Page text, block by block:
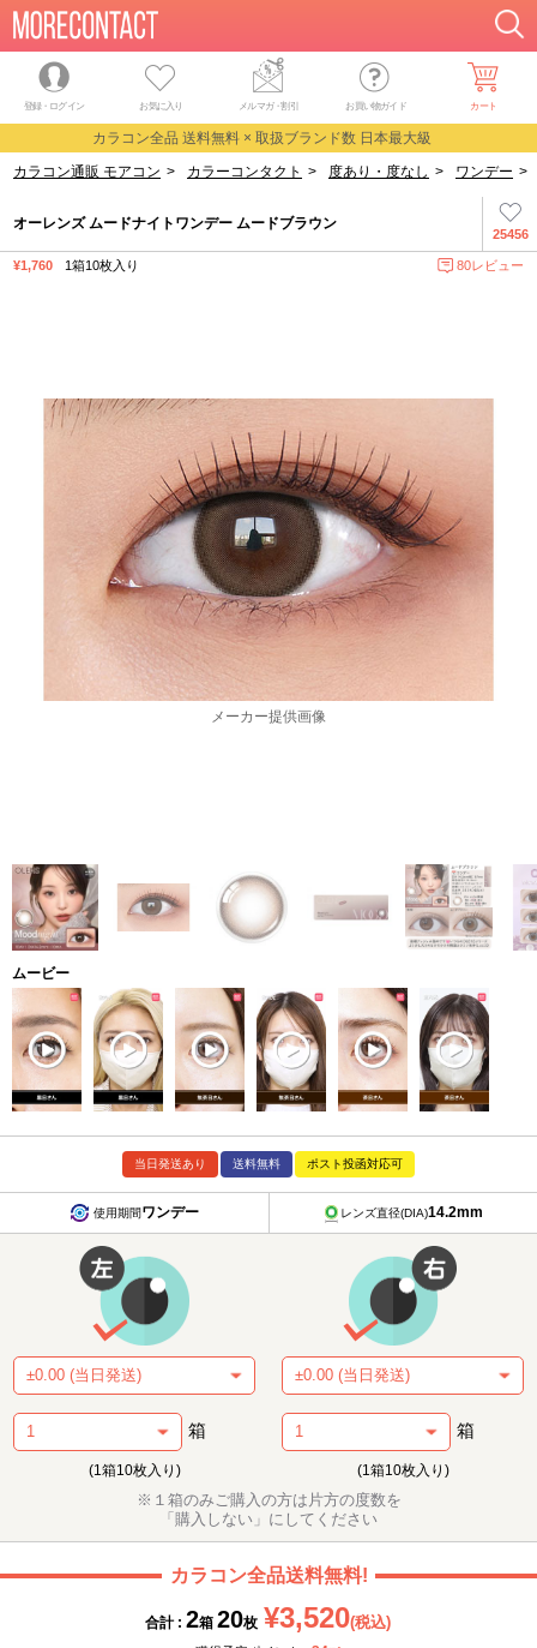
登録・ログイン お気に入り メルマガ・割引 お買い物ガイド カート
カラコン全品 送料無料 × 取扱ブランド数 日本最大級
カラコン通販 モアコン > カラーコンタクト > 度あり・度なし > ワンデー >
25456
オーレンズ ムードナイトワンデー ムードブラウン
¥1,760 1箱10枚入り 80レビュー
ムービー
当日発送あり 送料無料 ポスト投函対応可
使用期間ワンデー レンズ直径(DIA)14.2mm
箱
(1箱10枚入り)
箱
(1箱10枚入り)
※１箱のみご購入の方は片方の度数を
「購入しない」にしてください
カラコン全品送料無料!
合計 : 2箱 20枚 ¥3,520(税込)